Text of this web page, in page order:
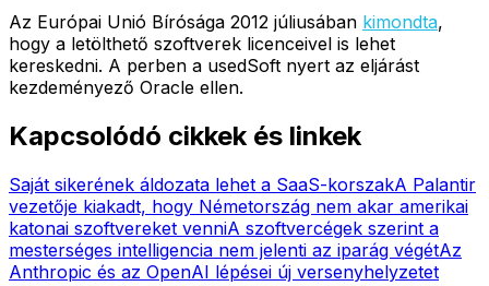
Az Európai Unió Bírósága 2012 júliusában kimondta,
hogy a letölthető szoftverek licenceivel is lehet
kereskedni. A perben a usedSoft nyert az eljárást
kezdeményező Oracle ellen.
Kapcsolódó cikkek és linkek
Saját sikerének áldozata lehet a SaaS-korszakA Palantir
vezetője kiakadt, hogy Németország nem akar amerikai
katonai szoftvereket venniA szoftvercégek szerint a
mesterséges intelligencia nem jelenti az iparág végétAz
Anthropic és az OpenAI lépései új versenyhelyzetet